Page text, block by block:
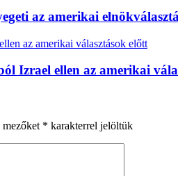
az amerikai
Izrael ellen az amerikai
* karakterrel jelöltük